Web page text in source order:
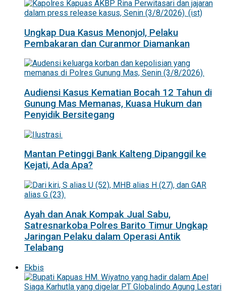
Ungkap Dua Kasus Menonjol, Pelaku
Pembakaran dan Curanmor Diamankan
Audiensi Kasus Kematian Bocah 12 Tahun di
Gunung Mas Memanas, Kuasa Hukum dan
Penyidik Bersitegang
Mantan Petinggi Bank Kalteng Dipanggil ke
Kejati, Ada Apa?
Ayah dan Anak Kompak Jual Sabu,
Satresnarkoba Polres Barito Timur Ungkap
Jaringan Pelaku dalam Operasi Antik
Telabang
Ekbis